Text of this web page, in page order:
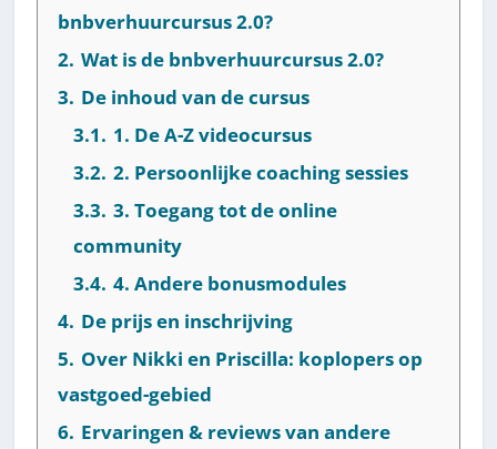
bnbverhuurcursus 2.0?
2. Wat is de bnbverhuurcursus 2.0?
3. De inhoud van de cursus
3.1. 1. De A-Z videocursus
3.2. 2. Persoonlijke coaching sessies
3.3. 3. Toegang tot de online
community
3.4. 4. Andere bonusmodules
4. De prijs en inschrijving
5. Over Nikki en Priscilla: koplopers op
vastgoed-gebied
6. Ervaringen & reviews van andere